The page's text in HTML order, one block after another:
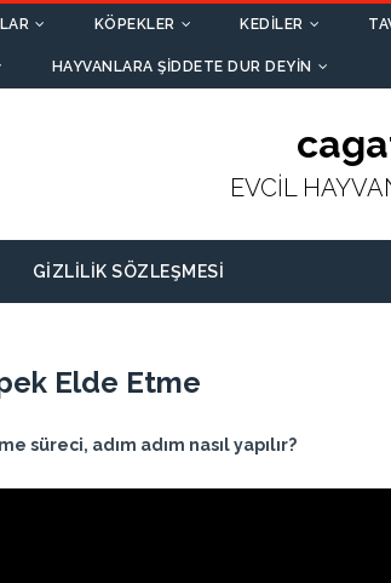
KÖPEKLER KEDILER
HAYVANLARA ŞIDDETE DUR DEYIN
EVCİL
GIZLILIK SÖZLEŞMESI
Elde Etme
süreci, adım adım nasıl yapılır?